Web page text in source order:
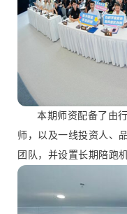
本期师资配备了由
师，以及一线投资人、
团队，并设置长期陪跑机